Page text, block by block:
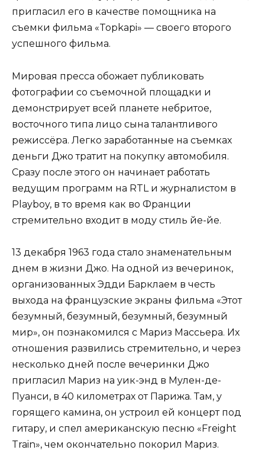
пригласил его в качестве помощника на
съемки фильма «Topkapi» — своего второго
успешного фильма.
Мировая пресса обожает публиковать
фотографии со съемочной площадки и
демонстрирует всей планете небритое,
восточного типа лицо сына талантливого
режиссёра. Легко заработанные на съемках
деньги Джо тратит на покупку автомобиля.
Сразу после этого он начинает работать
ведущим программ на RTL и журналистом в
Playboy, в то время как во Франции
стремительно входит в моду стиль йе-йе.
13 декабря 1963 года стало знаменательным
днем в жизни Джо. На одной из вечеринок,
организованных Эдди Барклаем в честь
выхода на французские экраны фильма «Этот
безумный, безумный, безумный, безумный
мир», он познакомился с Мариз Массьера. Их
отношения развились стремительно, и через
несколько дней после вечеринки Джо
пригласил Мариз на уик-энд в Мулен-де-
Пуанси, в 40 километрах от Парижа. Там, у
горящего камина, он устроил ей концерт под
гитару, и спел американскую песню «Freight
Train», чем окончательно покорил Мариз.